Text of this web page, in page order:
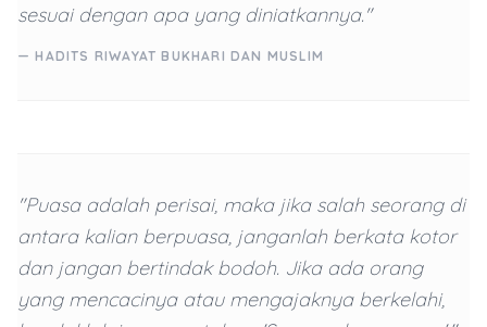
sesuai dengan apa yang diniatkannya."
— HADITS RIWAYAT BUKHARI DAN MUSLIM
"Puasa adalah perisai, maka jika salah seorang di
antara kalian berpuasa, janganlah berkata kotor
dan jangan bertindak bodoh. Jika ada orang
yang mencacinya atau mengajaknya berkelahi,